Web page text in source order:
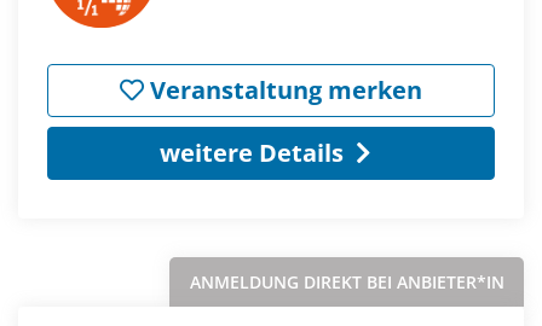
Veranstaltung merken
weitere Details
ANMELDUNG DIREKT BEI ANBIETER*IN